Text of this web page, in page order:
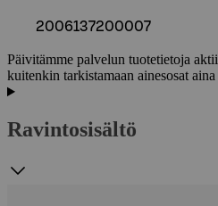
2006137200007
Päivitämme palvelun tuotetietoja
kuitenkin tarkistamaan ainesosat
Ravintosisältö